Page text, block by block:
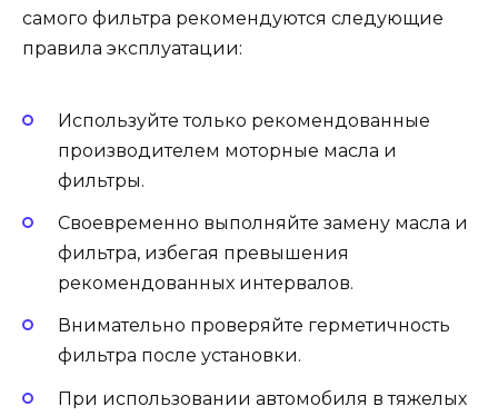
самого фильтра рекомендуются следующие
правила эксплуатации:
Используйте только рекомендованные
производителем моторные масла и
фильтры.
Своевременно выполняйте замену масла и
фильтра, избегая превышения
рекомендованных интервалов.
Внимательно проверяйте герметичность
фильтра после установки.
При использовании автомобиля в тяжелых